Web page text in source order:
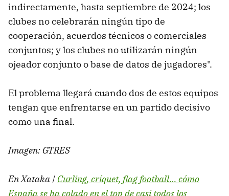
indirectamente, hasta septiembre de 2024; los
clubes no celebrarán ningún tipo de
cooperación, acuerdos técnicos o comerciales
conjuntos; y los clubes no utilizarán ningún
ojeador conjunto o base de datos de jugadores".
El problema llegará cuando dos de estos equipos
tengan que enfrentarse en un partido decisivo
como una final.
Imagen: GTRES
En Xataka | Curling, críquet, flag football… cómo
España se ha colado en el top de casi todos los